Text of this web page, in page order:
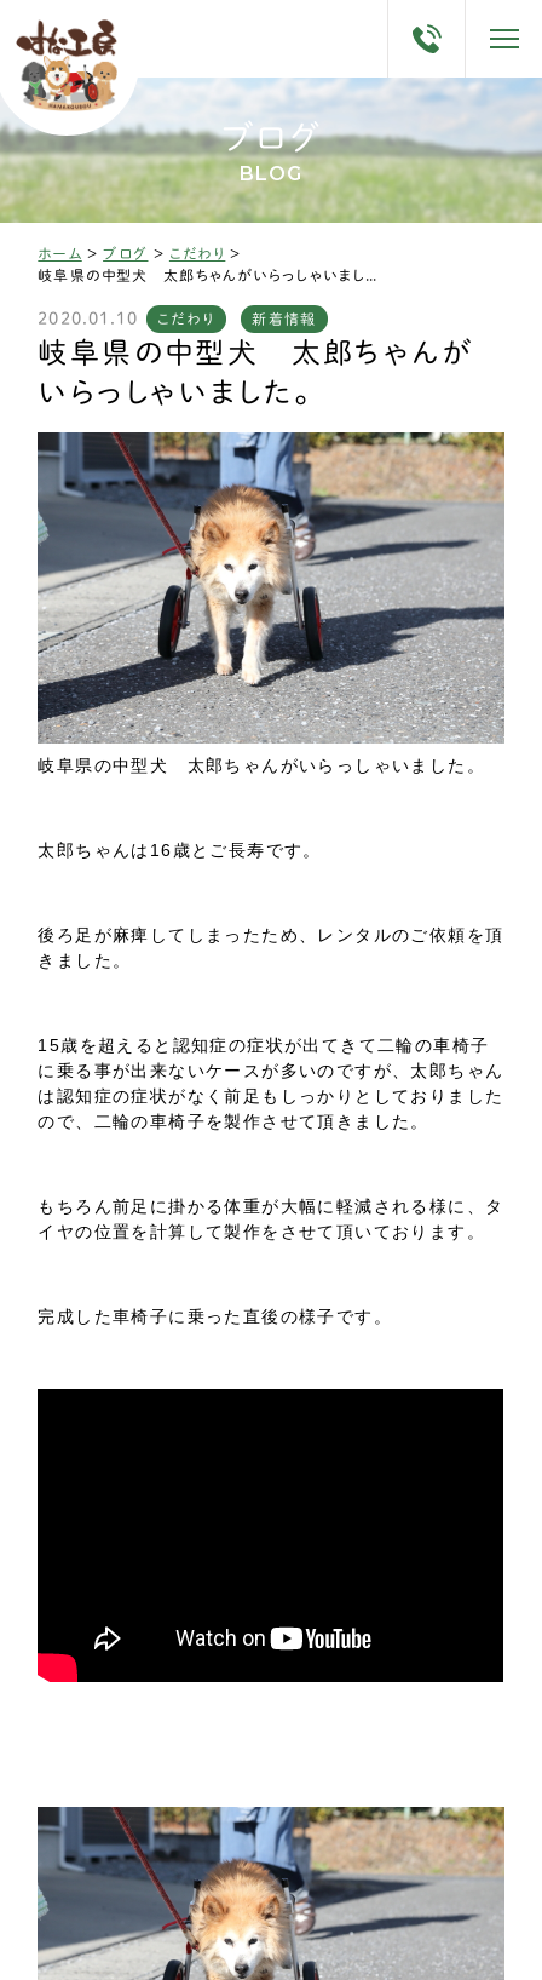
ブログ
BLOG
ホーム >ブログ > こだわり >
2020.01.10 こだわり 新着情報
岐阜県の中型犬 太郎ちゃんが
いらっしゃいました。
岐阜県の中型犬 太郎ちゃんがいらっしゃいました。
太郎ちゃんは16歳とご長寿です。
後ろ足が麻痺してしまったため、レンタルのご依頼を頂
きました。
15歳を超えると認知症の症状が出てきて二輪の車椅子
に乗る事が出来ないケースが多いのですが、太郎ちゃん
は認知症の症状がなく前足もしっかりとしておりました
ので、二輪の車椅子を製作させて頂きました。
もちろん前足に掛かる体重が大幅に軽減される様に、タ
イヤの位置を計算して製作をさせて頂いております。
完成した車椅子に乗った直後の様子です。